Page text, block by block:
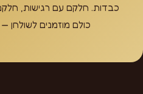
כבדות. חלקם עם רגישות,
כולם מוזמנים לשולחן